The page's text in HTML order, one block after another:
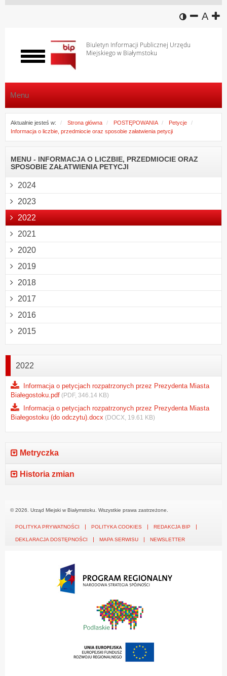
wersja
A
Biuletyn Informacji Publicznej Urzędu
Miejskiego w Białymstoku
Włącz
menu
Menu
Aktualnie jesteś w: Strona główna POSTĘPOWANIA
Petycje
Informacja o liczbie, przedmiocie oraz sposobie załatwienia petycji
MENU - INFORMACJA O LICZBIE, PRZEDMIOCIE ORAZ
SPOSOBIE ZAŁATWIENIA PETYCJI
2024
2023
2022
2021
2020
2019
2018
2017
2016
2015
2022
Informacja o petycjach rozpatrzonych przez Prezydenta Miasta
Białegostoku.pdf (PDF, 346.14 KB)
Informacja o petycjach rozpatrzonych przez Prezydenta Miasta
Białegostoku (do odczytu).docx (DOCX, 19.61 KB)
Metryczka
Historia zmian
© 2026. Urząd Miejski w Białymstoku. Wszystkie prawa zastrzeżone.
POLITYKA PRYWATNOŚCI POLITYKA COOKIES REDAKCJA BIP
DEKLARACJA DOSTĘPNOŚCI MAPA SERWISU NEWSLETTER